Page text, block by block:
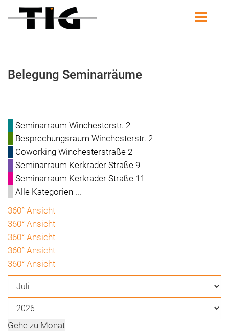
Belegung Seminarräume
Seminarraum Winchesterstr. 2
Besprechungsraum Winchesterstr. 2
Coworking Winchesterstraße 2
Seminarraum Kerkrader Straße 9
Seminarraum Kerkrader Straße 11
Alle Kategorien ...
360° Ansicht
360° Ansicht
360° Ansicht
360° Ansicht
360° Ansicht
Gehe zu Monat